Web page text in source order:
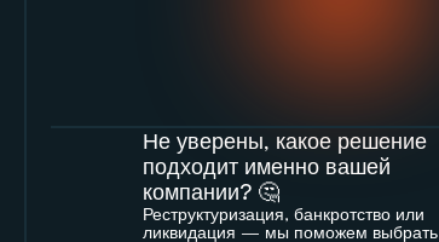
Не уверены, какое решение
подходит именно вашей
компании? 🤔
Реструктуризация, банкротство или
ликвидация — мы поможем выбрать